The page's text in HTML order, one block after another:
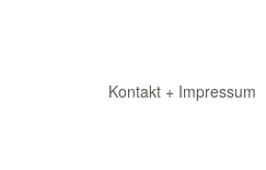
Kontakt + Impressum